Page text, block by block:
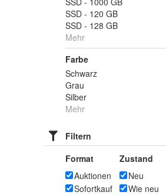
SSD - 120 GB
SSD - 128 GB
Mehr
Farbe
Schwarz
Grau
Silber
Mehr
Filtern
Format
Auktionen
Sofortkauf
Zustand
Neu
Wie neu